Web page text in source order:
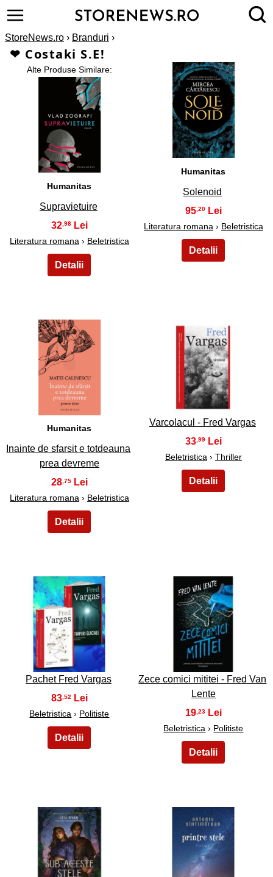
StoreNews.ro › Branduri ›
❤ Costaki S.E!
Alte Produse Similare:
1
Humanitas
Supravietuire
32,98
Literatura romana › Beletristica
2
Humanitas
Solenoid
95,20
Literatura romana › Beletristica
3
Humanitas
Inainte de sfarsit e totdeauna
prea devreme
28 ,75
Literatura romana › Beletristica
4
Varcolacul - Fred Vargas
33,99
Beletristica › Thriller
Pachet Fred Vargas
83 ,52
Beletristica › Politiste
6
Zece comici mititei - Fred Van
Lente
19,23
Beletristica › Politiste
7 8